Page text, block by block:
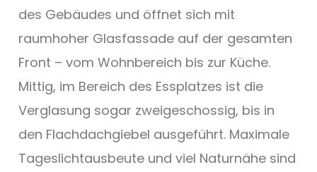
des Gebäudes und öffnet sich mit
raumhoher Glasfassade auf der gesamten
Front – vom Wohnbereich bis zur Küche.
Mittig, im Bereich des Essplatzes ist die
Verglasung sogar zweigeschossig, bis in
den Flachdachgiebel ausgeführt. Maximale
Tageslichtausbeute und viel Naturnähe sind